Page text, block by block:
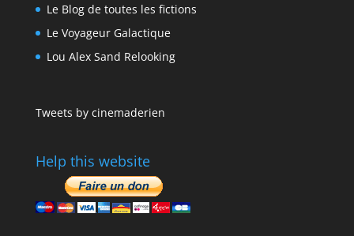
Le Blog de toutes les fictions
Le Voyageur Galactique
Lou Alex Sand Relooking
Tweets by cinemaderien
Help this website